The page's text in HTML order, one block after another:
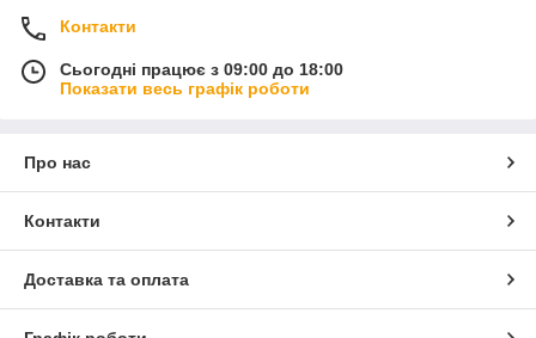
Контакти
Сьогодні працює з 09:00 до 18:00
Показати весь графік роботи
Про нас
Контакти
Доставка та оплата